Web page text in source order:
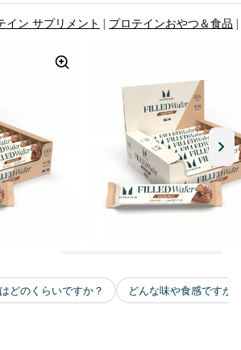
イン サプリメント プロテインおやつ＆食品